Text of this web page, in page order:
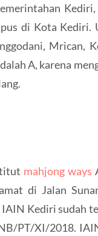
di Kota
Mrican,
A, karena
mahjong ways
di Jalan
Kediri sudah
PT/XI/2018.